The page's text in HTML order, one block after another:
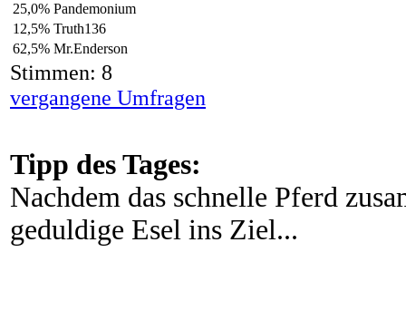
25,0% Pandemonium
12,5% Truth136
62,5% Mr.Enderson
Stimmen: 8
vergangene Umfragen
Tipp des Tages:
Nachdem das schnelle Pferd
geduldige Esel ins Ziel...